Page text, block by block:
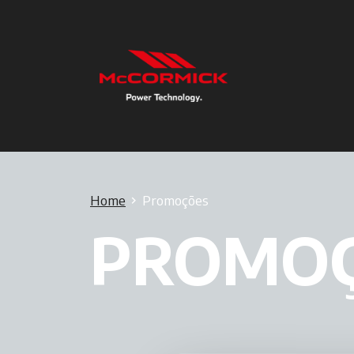
Home Promoções